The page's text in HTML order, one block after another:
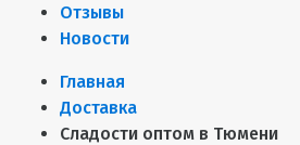
Отзывы
Новости
Главная
Доставка
Сладости оптом в Тюмени